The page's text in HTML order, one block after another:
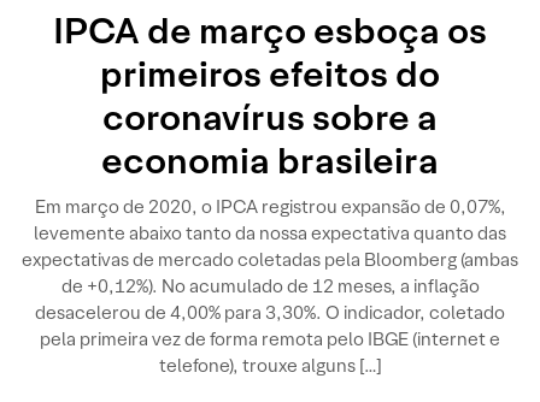
IPCA de março esboça os
primeiros efeitos do
coronavírus sobre a
economia brasileira
Em março de 2020, o IPCA registrou expansão de 0,07%,
levemente abaixo tanto da nossa expectativa quanto das
expectativas de mercado coletadas pela Bloomberg (ambas
de +0,12%). No acumulado de 12 meses, a inflação
desacelerou de 4,00% para 3,30%. O indicador, coletado
pela primeira vez de forma remota pelo IBGE (internet e
telefone), trouxe alguns […]